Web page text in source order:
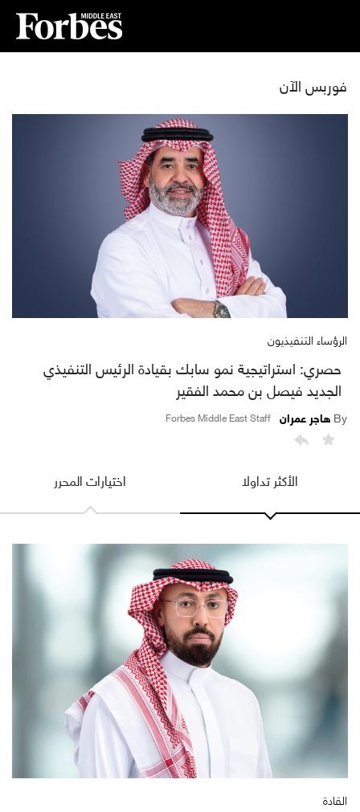
فوربس الآن
الرؤساء التنفيذيون
حصري: استراتيجية نمو سابك بقيادة الرئيس التنفيذي
الجديد فيصل بن محمد الفقير
Byهاجر عمران Forbes Middle East Staff
الأكثر تداولا اختيارات المحرر
القادة